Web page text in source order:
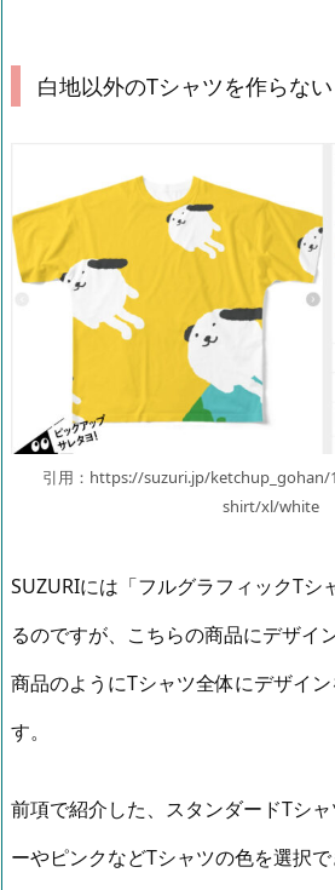
白地以外のTシャツを作らな
引用：https://suzuri.jp/ketchup_gohan/
shirt/xl/white
SUZURIには「フルグラフィックTシ
るのですが、こちらの商品にデザイ
商品のようにTシャツ全体にデザイ
す。
前項で紹介した、スタンダードTシ
ーやピンクなどTシャツの色を選択